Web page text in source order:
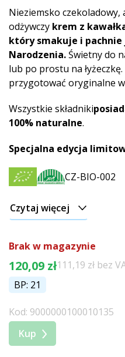
Nieziemsko czekoladowy,
odżywczy krem z
który smakuje i pachnie
Narodzenia.Świetny do
lub po prostu na
przygotować oryginalne
Wszystkie składniki
100% naturalne.
Specjalna edycja
CZ-BIO-002
Czytaj więcej
Brak w magazynie
120,09 zł111,19 zł bez
BP: 21
Kod: 9000000100010135
Kup